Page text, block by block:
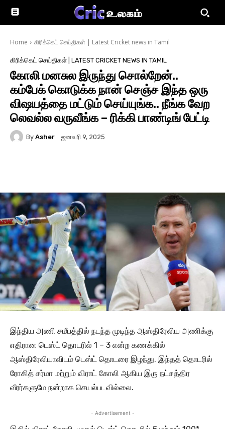
Home கிரிக்கெட் செய்திகள் | Latest Cricket news in Tamil
கிரிக்கெட் செய்திகள் | LATEST CRICKET NEWS IN TAMIL
கோலி மனசுல இருந்து சொல்றேன்..
கம்பேக் கொடுக்க நான் செஞ்ச இந்த ஒரு
விஷயத்தை மட்டும் செய்யுங்க.. நீங்க வேற
லெவல்ல வருவீங்க – ரிக்கி பாண்டிங் பேட்டி
By Asher ஜனவரி 9, 2025
இந்திய அணி சமீபத்தில் நடந்த முடிந்த ஆஸ்திரேலிய அணிக்கு
எதிரான டெஸ்ட் தொடரில் 1 – 3 என்ற கணக்கில்
ஆஸ்திரேலியாவிடம் டெஸ்ட் தொடரை இழந்து. இந்தத் தொடரில்
ரோகித் சர்மா மற்றும் விராட் கோலி ஆகிய இரு நட்சத்திர
வீரர்களுமே நன்றாக செயல்படவில்லை.
- Advertisement -